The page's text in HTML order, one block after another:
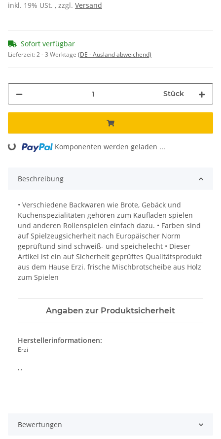
inkl. 19% USt. , zzgl. Versand
Sofort verfügbar
Lieferzeit:2 - 3 Werktage (DE - Ausland abweichend)
Stück
Komponenten werden geladen ...
Beschreibung
• Verschiedene Backwaren wie Brote, Gebäck und
Kuchenspezialitäten gehören zum Kaufladen spielen
und anderen Rollenspielen einfach dazu. • Farben sind
auf Spielzeugsicherheit nach Europäischer Norm
geprüftund sind schweiß- und speichelecht • Dieser
Artikel ist ein auf Sicherheit geprüftes Qualitätsprodukt
aus dem Hause Erzi. frische Mischbrotscheibe aus Holz
zum Spielen
Angaben zur Produktsicherheit
Herstellerinformationen:
Erzi
, ,
Bewertungen